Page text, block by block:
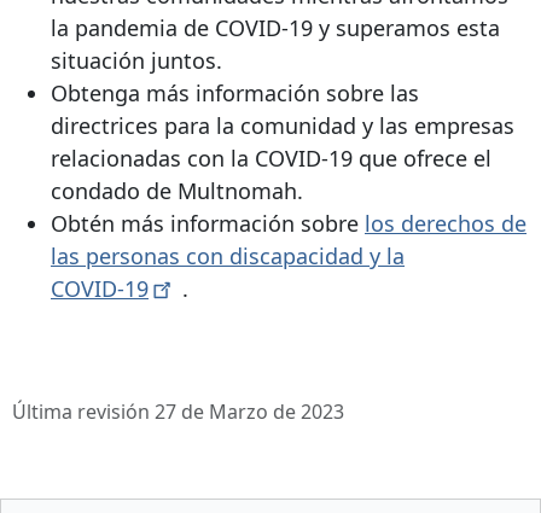
la pandemia de COVID-19 y superamos esta
situación juntos.
Obtenga más información sobre las
directrices para la comunidad y las empresas
relacionadas con la COVID-19 que ofrece el
condado de Multnomah.
Obtén más información sobre los derechos de
las personas con discapacidad y la
COVID-19
.
Última revisión 27 de Marzo de 2023